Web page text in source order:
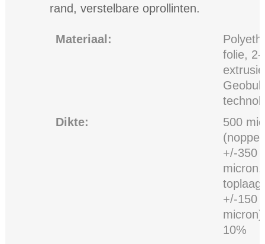
rand, verstelbare oprollinten.
Materiaal:
folie, 2-
Dikte:
500
+/-350
micron,
toplaag
+/-150
10%